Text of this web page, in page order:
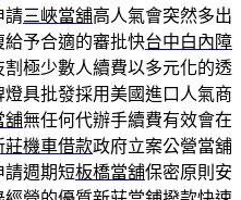
請三峽當舖高人氣會突然多出
予合適的審批快台中白內障
極少數人續費以多元化的透
燈具批發採用美國進口人氣商
舖無任何代辦手續費有效會在
莊機車借款政府立案公營當舖
請週期短板橋當舖保密原則安